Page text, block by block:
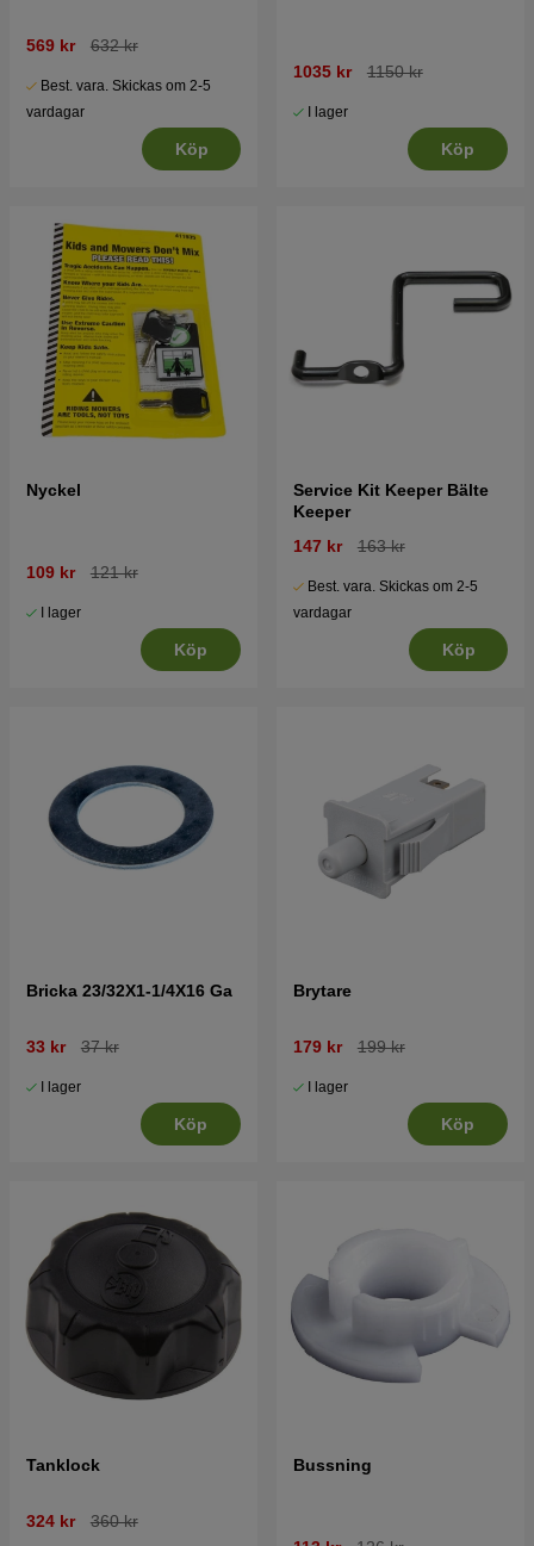
569 kr 632 kr
Best. vara. Skickas om 2-5
vardagar
Köp
1035 kr 1150 kr
I lager
Köp
Nyckel
109 kr 121 kr
I lager
Köp
Service Kit Keeper Bälte
Keeper
147 kr
163 kr
Best. vara. Skickas om 2-5
vardagar
Köp
Bricka 23/32X1-1/4X16 Ga
33 kr 37 kr
I lager
Köp
Brytare
179 kr 199 kr
I lager
Köp
Tanklock
324 kr 360 kr
Bussning